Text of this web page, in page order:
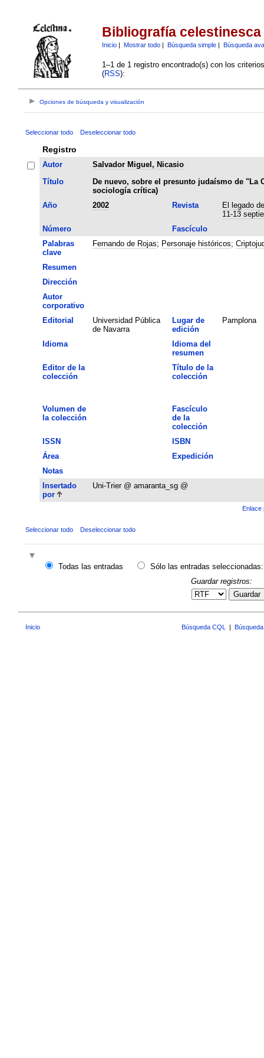
Bibliografía celestinesca
Inicio| Mostrar todo| Búsqueda simple| Búsqueda
1–1 de 1 registro encontrado(s) con los
(RSS):
Opciones de búsqueda y visualización
Seleccionar todo Deseleccionar todo
Registro
Autor
Salvador Miguel, Nicasio
Título
De nuevo, sobre el presunto judaísmo de "La
sociología crítica)
Año
2002 Revista
El legado
11-13
Número
Fascículo
Palabras
clave
Fernando de Rojas; Personaje históricos;
Resumen
Dirección
Autor
corporativo
Editorial
Universidad Pública
de Navarra
Lugar de
edición
Pamplona
Idioma
Idioma del
resumen
Editor de la
colección
Título de la
colección
Volumen de
la colección
Fascículo
de la
colección
ISSN
ISBN
Área
Expedición
Notas
Insertado
por
Uni-Trier @ amaranta_sg @
Enlace
Seleccionar todo Deseleccionar todo
Todas las entradas
Sólo las entradas seleccionadas:
Guardar registros:
Guardar
Inicio Búsqueda CQL